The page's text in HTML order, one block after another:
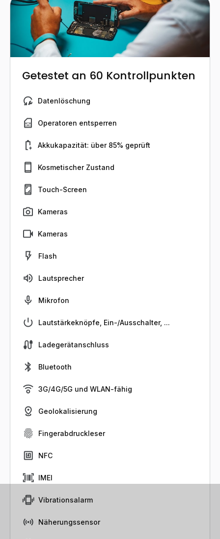
Getestet an 60 Kontrollpunkten
Datenlöschung
Operatoren entsperren
Akkukapazität: über 85% geprüft
Kosmetischer Zustand
Touch-Screen
Kameras
Kameras
Flash
Lautsprecher
Mikrofon
Lautstärkeknöpfe, Ein-/Ausschalter, ...
Ladegerätanschluss
Bluetooth
3G/4G/5G und WLAN-fähig
Geolokalisierung
Fingerabdruckleser
NFC
IMEI
Vibrationsalarm
Näherungssensor